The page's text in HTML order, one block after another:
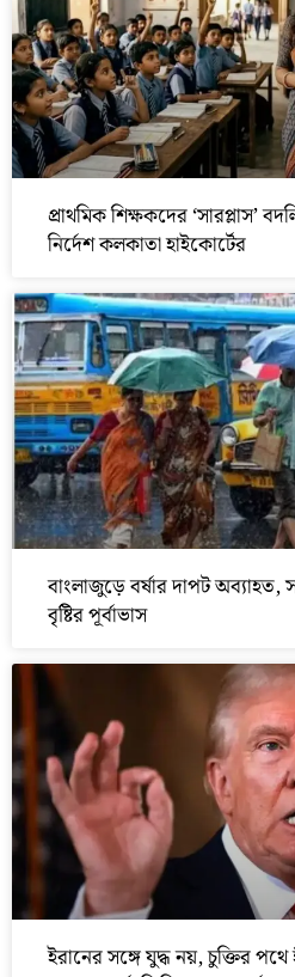
প্রাথমিক শিক্ষকদের ‘সারপ্লাস’
নির্দেশ কলকাতা হাইকোর্টের
বাংলাজুড়ে বর্ষার দাপট অব্যাহত,
বৃষ্টির পূর্বাভাস
ইরানের সঙ্গে যুদ্ধ নয়, চুক্তির